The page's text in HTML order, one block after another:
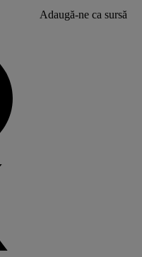
Adaugă-ne ca sursă